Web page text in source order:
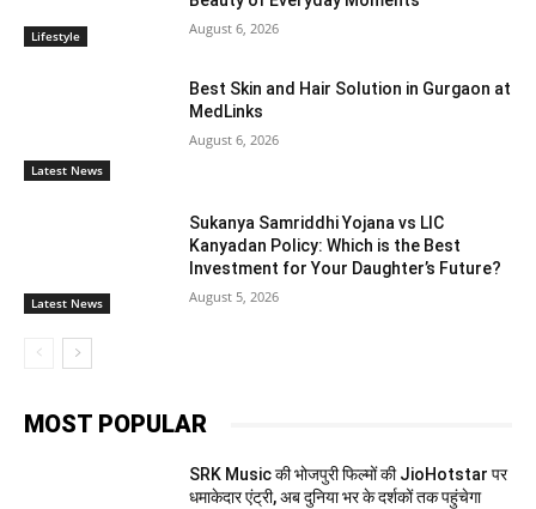
Lifestyle August 6, 2026
Latest News
Best Skin and Hair Solution in Gurgaon at
MedLinks
August 6, 2026
Latest News
Sukanya Samriddhi Yojana vs LIC
Kanyadan Policy: Which is the Best
Investment for Your Daughter’s Future?
August 5, 2026
MOST POPULAR
SRK Music की भोजपुरी फिल्मों की JioHotstar पर
धमाकेदार एंट्री, अब दुनिया भर के दर्शकों तक पहुंचेगा